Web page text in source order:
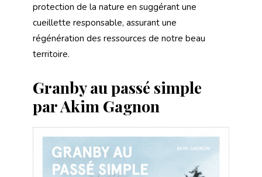
protection de la nature en suggérant une
cueillette responsable, assurant une
régénération des ressources de notre beau
territoire.
Granby au passé simple
par Akim Gagnon